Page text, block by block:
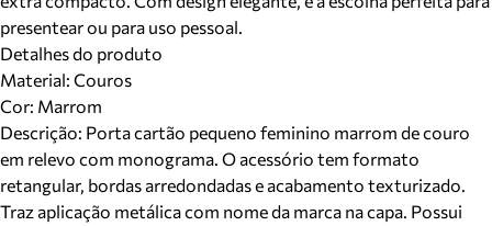
presentear ou para uso pessoal.
Detalhes do produto
Material: Couros
Cor: Marrom
Descrição: Porta cartão pequeno feminino marrom de couro
em relevo com monograma. O acessório tem formato
retangular, bordas arredondadas e acabamento texturizado.
Traz aplicação metálica com nome da marca na capa. Possui